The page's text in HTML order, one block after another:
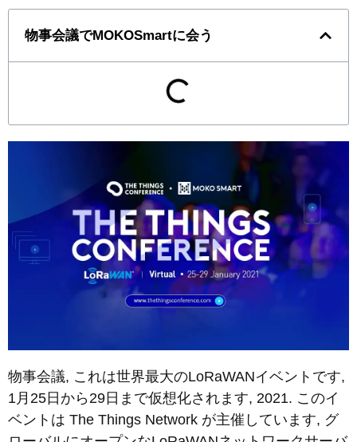
物事会議でMOKOSmartに会う
物事会議, これは世界最大のLoRaWANイベントです,
1月25日から29日まで仮想化されます, 2021. このイ
ベントは The Things Network が主催しています, グ